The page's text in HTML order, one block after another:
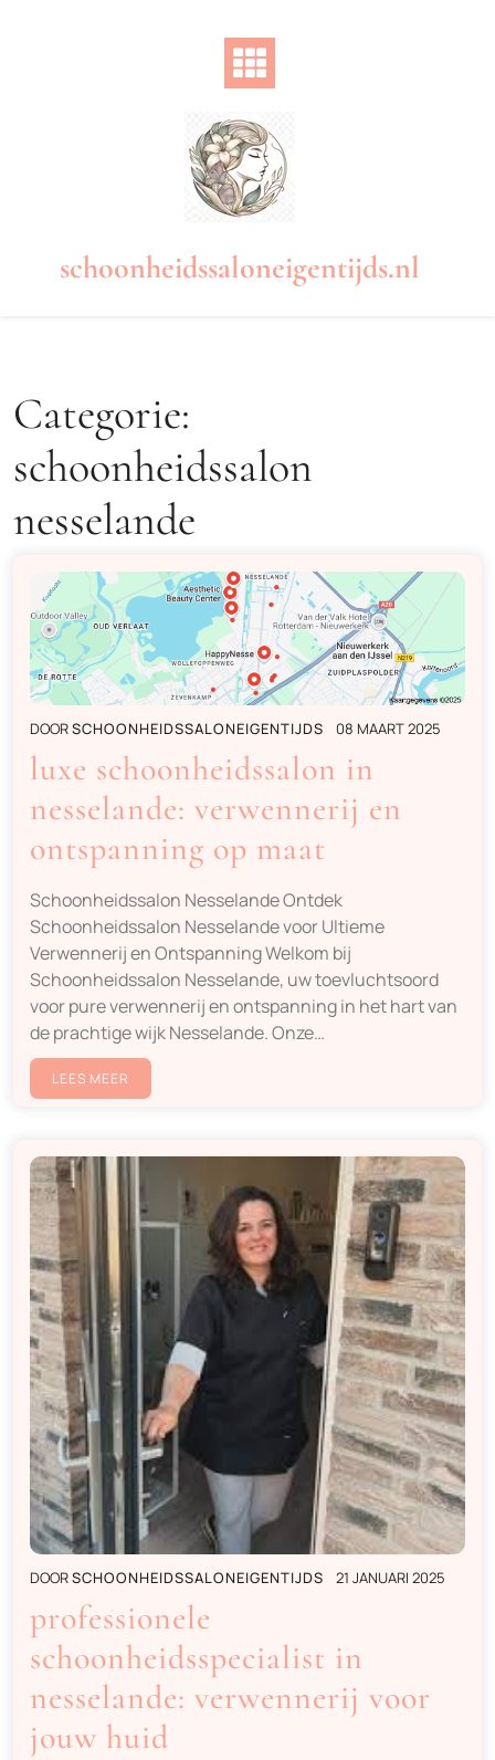
schoonheidssaloneigentijds.nl
Categorie:
schoonheidssalon
nesselande
DOORSCHOONHEIDSSALONEIGENTIJDS 08 MAART 2025
luxe schoonheidssalon in
nesselande: verwennerij en
ontspanning op maat
Schoonheidssalon Nesselande Ontdek
Schoonheidssalon Nesselande voor Ultieme
Verwennerij en Ontspanning Welkom bij
Schoonheidssalon Nesselande, uw toevluchtsoord
voor pure verwennerij en ontspanning in het hart van
de prachtige wijk Nesselande. Onze…
LEES MEER
DOORSCHOONHEIDSSALONEIGENTIJDS 21 JANUARI 2025
professionele
schoonheidsspecialist in
nesselande: verwennerij voor
jouw huid